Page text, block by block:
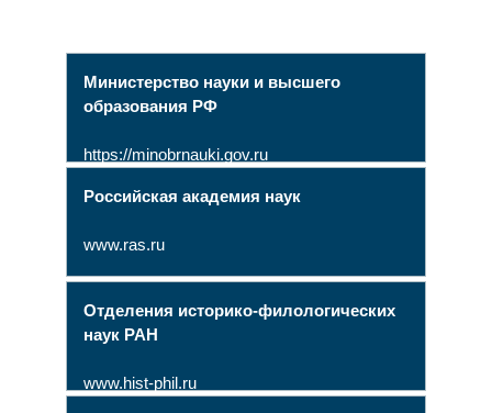
Министерство науки и высшего
образования РФ
https://minobrnauki.gov.ru
Российская академия наук
www.ras.ru
Отделения историко-филологических
наук РАН
www.hist-phil.ru